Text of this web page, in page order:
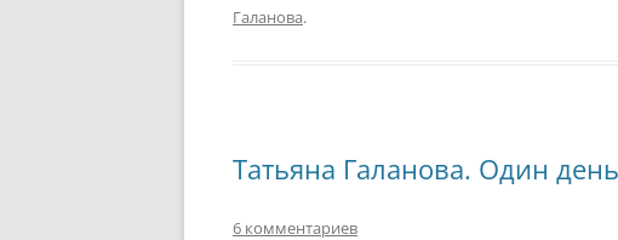
Галанова.
Татьяна Галанова. Один
6 комментариев